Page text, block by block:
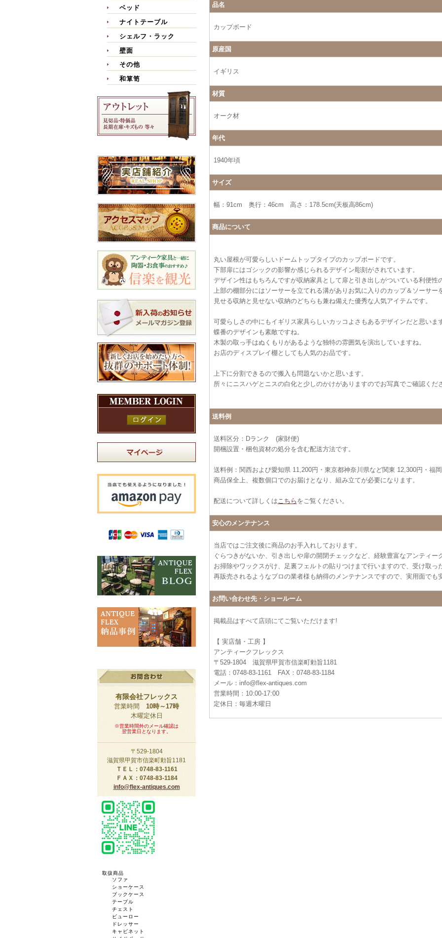
ベッド
ナイトテーブル
シェルフ・ラック
壁面
その他
和箪笥
有限会社フレックス
営業時間 10時～17時
木曜定休日
※営業時間外のメール確認は
翌営業日となります。
〒529-1804
滋賀県甲賀市信楽町勅旨1181
ＴＥＬ：0748-83-1161
ＦＡＸ：0748-83-1184
info@flex-antiques.com
取扱商品
ソファ
ショーケース
ブックケース
テーブル
チェスト
ビューロー
ドレッサー
キャビネット
品名
カップボード
原産国
イギリス
材質
オーク材
年代
1940年頃
サイズ
幅：91cm 奥行：46cm 高さ：178.5cm(天板高86cm)
商品について
丸い屋根が可愛らしいドームトップタイプのカップボードです。
下部扉にはゴシックの影響か感じられるデザイン彫刻がされています。
デザイン性はもちろんですが収納家具として扉と引き出しがついている利便性
上部の棚部分にはソーサーを立てれる溝がありお気に入りのカップ＆ソーサー
見せる収納と見せない収納のどちらも兼ね備えた優秀な人気アイテムです。
可愛らしさの中にもイギリス家具らしいカッコよさもあるデザインだと思います
蝶番のデザインも素敵ですね。
木製の取っ手はぬくもりがあるような独特の雰囲気を演出していますね。
お店のディスプレイ棚としても人気のお品です。
上下に分割できるので搬入も問題ないかと思います。
所々にニスハゲとニスの白化と少しのかけがありますのでお写真でご確認くだ
送料例
送料区分：Dランク (家財便)
開梱設置・梱包資材の処分を含む配送方法です。
送料例：関西および愛知県 11,200円・東京都神奈川県など関東 12,300円・福
商品保全上、複数個口でのお届けとなり、組み立てが必要になります。
配送について詳しくは こちら をご覧ください。
安心のメンテナンス
当店ではご注文後に商品のお手入れしております。
ぐらつきがないか、引き出しや扉の開閉チェックなど、経験豊富なアンティー
お掃除やワックスがけ、足裏フェルトの貼りつけまで行いますので、受け取っ
再販売されるようなプロの業者様も納得のメンテナンスですので、実用面でも
お問い合わせ先・ショールーム
掲載品はすべて店頭にてご覧いただけます!
【 実店舗・工房 】
アンティークフレックス
〒529-1804 滋賀県甲賀市信楽町勅旨1181
電話：0748-83-1161 FAX：0748-83-1184
メール：info@flex-antiques.com
営業時間：10:00-17:00
定休日：毎週木曜日